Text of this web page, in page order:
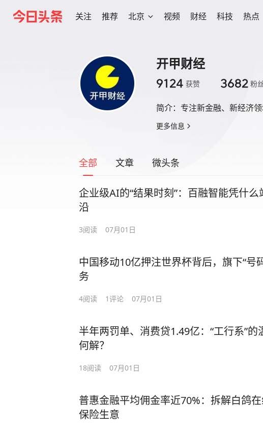
关注 推荐 北京 视频 财经 科技 热点
开甲财经
9124 获赞 3682 粉
简介： 专注新金融、新经济领
更多信息
全部 文章 微头条
企业级AI的“结果时刻”：百融智能凭什
沿
3阅读 07月01日
中国移动10亿押注世界杯背后，旗下“号
务
4阅读 1评论 07月01日
半年两罚单、消费贷1.49亿：“工行系”
何解？
18阅读 07月01日
普惠金融平均佣金率近70%：拆解白鸽
保险生意